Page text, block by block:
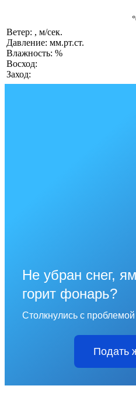
Ветер: , м/сек.
Давление: мм.рт.ст.
Влажность: %
Восход:
Заход:
Не убран снег,
горит фонарь?
Столкнулись с
Подать